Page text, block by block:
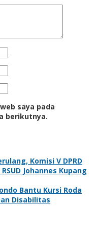
saya pada
berikutnya.
Komisi V DPRD
Johannes Kupang
Bantu Kursi Roda
Disabilitas